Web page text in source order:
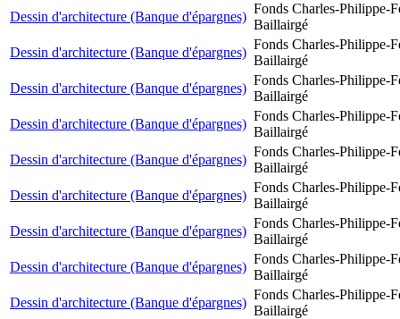
Dessin d'architecture (Banque d'épargnes)
Fonds Charles-Philippe-
Baillairgé
Dessin d'architecture (Banque d'épargnes)
Fonds Charles-Philippe-
Baillairgé
Dessin d'architecture (Banque d'épargnes)
Fonds Charles-Philippe-
Baillairgé
Dessin d'architecture (Banque d'épargnes)
Fonds Charles-Philippe-
Baillairgé
Dessin d'architecture (Banque d'épargnes)
Fonds Charles-Philippe-
Baillairgé
Dessin d'architecture (Banque d'épargnes)
Fonds Charles-Philippe-
Baillairgé
Dessin d'architecture (Banque d'épargnes)
Fonds Charles-Philippe-
Baillairgé
Dessin d'architecture (Banque d'épargnes)
Fonds Charles-Philippe-
Baillairgé
Dessin d'architecture (Banque d'épargnes)
Fonds Charles-Philippe-
Baillairgé